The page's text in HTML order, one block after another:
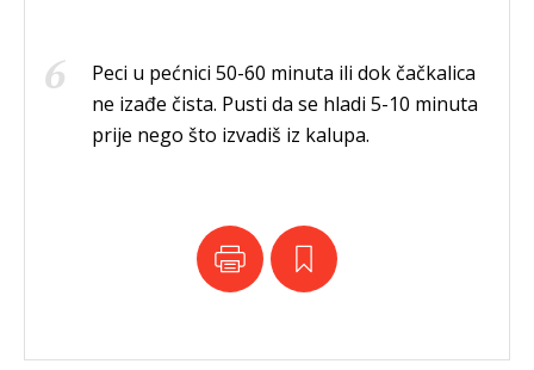
Peci u pećnici 50-60 minuta ili dok čačkalica
ne izađe čista. Pusti da se hladi 5-10 minuta
prije nego što izvadiš iz kalupa.